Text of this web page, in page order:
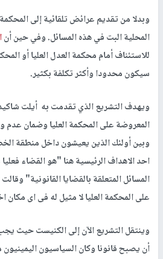
وبدلا من تقديم عرائض تلقائية إلى
المحلية البت في هذه المسائل. وفي حين أن
للاستئناف أمام محكمة العدل العليا أو
سيكون محدودا وأكثر تكلفة بكثير.
ويهدف التشريع الذي تقدمت به أيلت
المعروضة على المحكمة العليا وضمان عدم
وبين أولئك الذين يعيشون داخل منطقة
احد الاهداف الرئيسية هنا "هو القضاء
المسائل المتعلقة بالقضايا القانونية"
على المحكمة العليا لا مثيل له فى اى مكان
وينتقل التشريع الآن إلى الكنيست حيث
أن يصبح قانونا وكان السياسيون